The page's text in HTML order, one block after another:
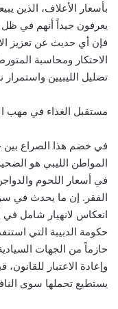
بأسعار الأعلاف، الذين
يعرفون جيداً أنهم في
فإن أي حديث عن تعزيز
الاحتكار ومحاسبة
تضليل الليبيين واستمرار
مستقبل الغذاء في مهب
في خضم هذا الصراع
المواطن الليبي هو
في أسعار اللحوم
الفقر. إن ما يحدث في
انعكاس لانهيار شامل في
حكومة الدبيبة التي
حازماً من الجهات
وإعادة الاعتبار
يستطيع تحملها سوى